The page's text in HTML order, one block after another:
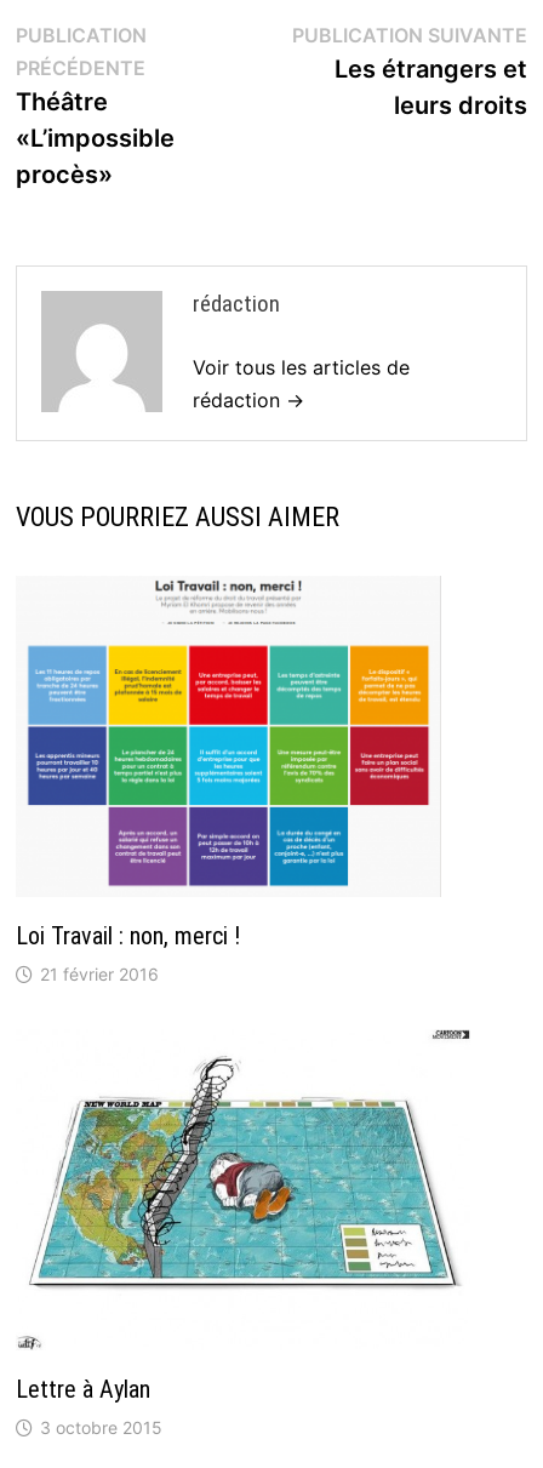
Navigation
de
l’article
PUBLICATION
PRÉCÉDENTEPublication
Théâtre
«L’impossible
procès»
PUBLICATION SUIVANTE
Les étrangers et
leurs droits
rédaction
Voir tous les articles de
rédaction →
VOUS POURRIEZ AUSSI AIMER
Loi Travail : non, merci !
21 février 2016
Lettre à Aylan
3 octobre 2015